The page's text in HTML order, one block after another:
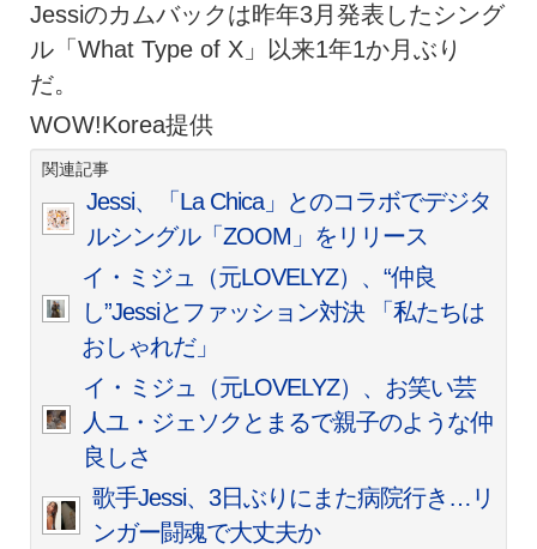
Jessiのカムバックは昨年3月発表したシング
ル「What Type of X」以来1年1か月ぶり
だ。
WOW!Korea提供
関連記事
Jessi、「La Chica」とのコラボでデジタ
ルシングル「ZOOM」をリリース
イ・ミジュ（元LOVELYZ）、“仲良
し”Jessiとファッション対決 「私たちは
おしゃれだ」
イ・ミジュ（元LOVELYZ）、お笑い芸
人ユ・ジェソクとまるで親子のような仲
良しさ
歌手Jessi、3日ぶりにまた病院行き…リ
ンガー闘魂で大丈夫か